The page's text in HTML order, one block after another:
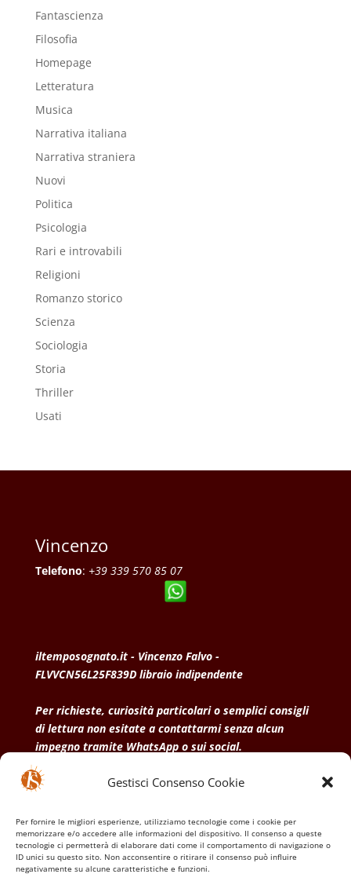
Gestisci Consenso Cookie
Per fornire le migliori esperienze, utilizziamo tecnologie come i cookie per
memorizzare e/o accedere alle informazioni del dispositivo. Il consenso a queste
tecnologie ci permetterà di elaborare dati come il comportamento di navigazione o
ID unici su questo sito. Non acconsentire o ritirare il consenso può influire
negativamente su alcune caratteristiche e funzioni.
Fantascienza
Filosofia
Homepage
Letteratura
Musica
Narrativa italiana
Narrativa straniera
Nuovi
Politica
Psicologia
Rari e introvabili
Religioni
Romanzo storico
Scienza
Sociologia
Storia
Thriller
Usati
Vincenzo
Telefono: +39 339 570 85 07
iltemposognato.it - Vincenzo Falvo -
FLVVCN56L25F839D libraio indipendente
Per richieste, curiosità particolari o semplici consigli
di lettura non esitate a contattarmi senza alcun
impegno tramite WhatsApp o sui social.
• Condizioni generali di vendita